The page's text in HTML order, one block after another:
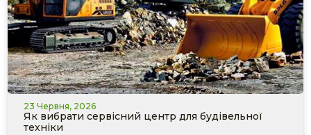
23 Червня, 2026
Як вибрати сервісний центр для будівельної
техніки